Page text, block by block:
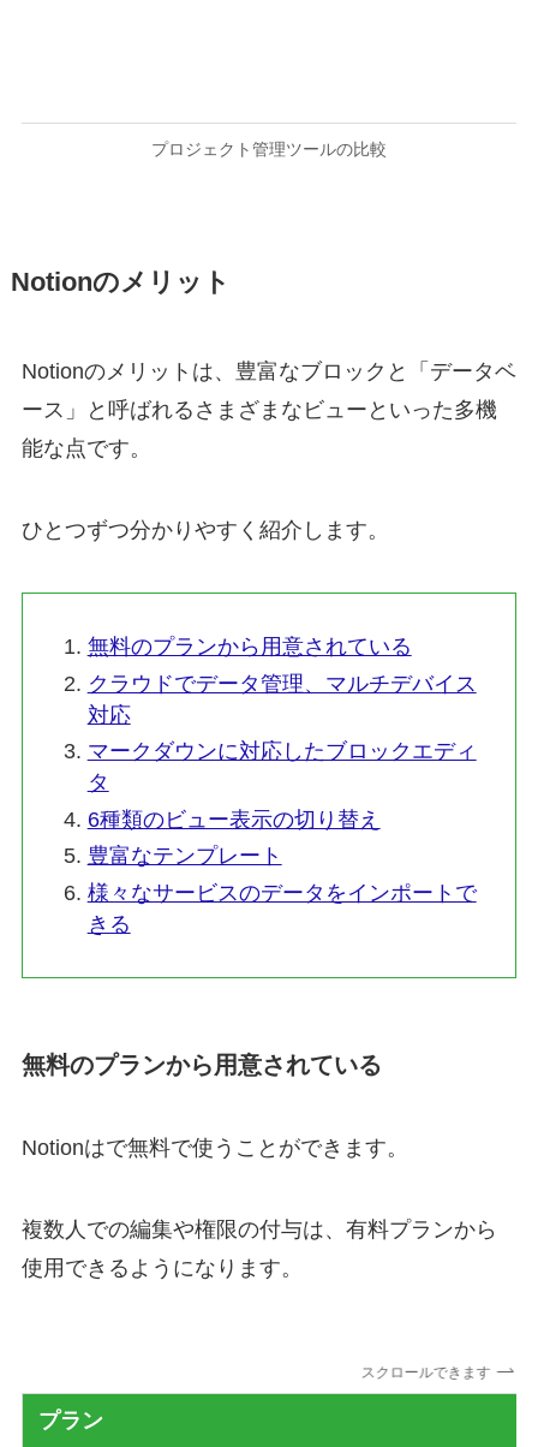
プロジェクト管理ツールの比較
Notionのメリット
Notionのメリットは、豊富なブロックと「データベ
ース」と呼ばれるさまざまなビューといった多機
能な点です。
ひとつずつ分かりやすく紹介します。
無料のプランから用意されている
クラウドでデータ管理、マルチデバイス
対応
マークダウンに対応したブロックエディ
タ
6種類のビュー表示の切り替え
豊富なテンプレート
様々なサービスのデータをインポートで
きる
無料のプランから用意されている
Notionはで無料で使うことができます。
複数人での編集や権限の付与は、有料プランから
使用できるようになります。
スクロールできます
プラン